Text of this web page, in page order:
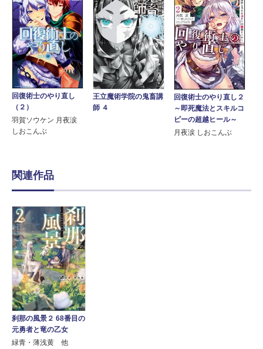
回復術士のやり直し
（２）
羽賀ソウケン 月夜涙
しおこんぶ
王立魔術学院の鬼畜講
師 ４
回復術士のやり直し２
～即死魔法とスキルコ
ピーの超越ヒール～
月夜涙 しおこんぶ
関連作品
刹那の風景２ 68番目の
元勇者と竜の乙女
緑青・薄浅黄 他